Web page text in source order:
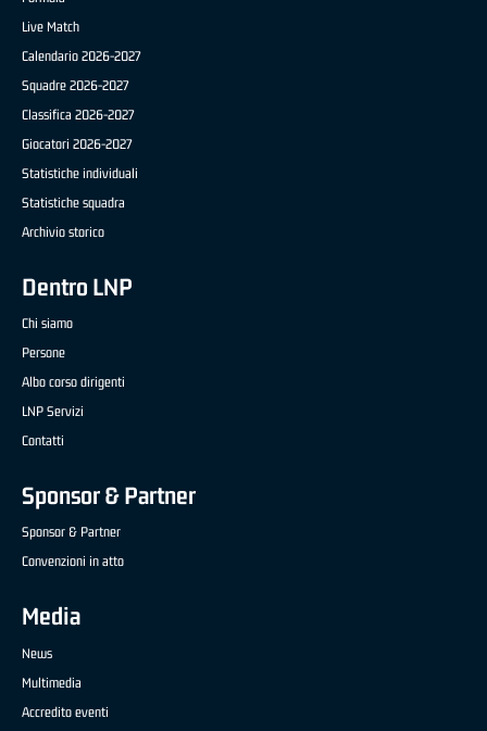
Live Match
Calendario 2026-2027
Squadre 2026-2027
Classifica 2026-2027
Giocatori 2026-2027
Statistiche individuali
Statistiche squadra
Archivio storico
Dentro LNP
Chi siamo
Persone
Albo corso dirigenti
LNP Servizi
Contatti
Sponsor & Partner
Sponsor & Partner
Convenzioni in atto
Media
News
Multimedia
Accredito eventi